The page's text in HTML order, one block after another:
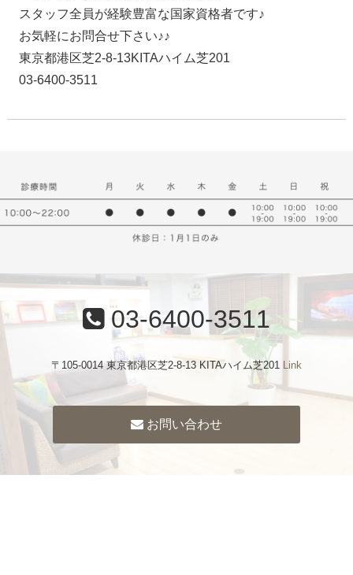
スタッフ全員が経験豊富な国家資格者です♪
お気軽にお問合せ下さい♪♪
東京都港区芝2-8-13KITAハイム芝201
03-6400-3511
03-6400-3511
〒105-0014 東京都港区芝2-8-13 KITAハイム芝201 Link
お問い合わせ